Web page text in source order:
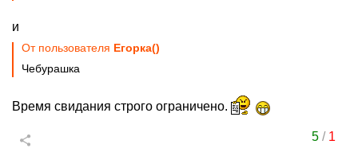
и
От пользователя Егорка()
Чебурашка
Время свидания строго ограничено.
5/ 1